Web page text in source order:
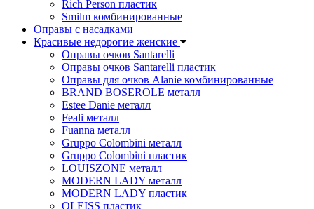
Rich Person пластик
Smilm комбинированные
Оправы с насадками
Красивые недорогие женские
Оправы очков Santarelli
Оправы очков Santarelli пластик
Оправы для очков Alanie комбинированные
BRAND BOSEROLE металл
Estee Danie металл
Feali металл
Fuanna металл
Gruppo Colombini металл
Gruppo Colombini пластик
LOUISZONE металл
MODERN LADY металл
MODERN LADY пластик
OLEISS пластик